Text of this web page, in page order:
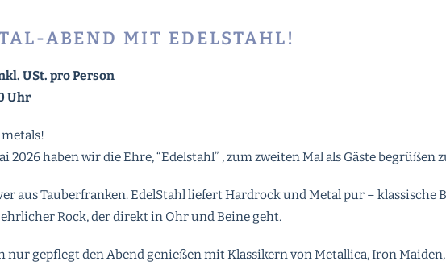
ABEND MIT EDELSTAHL!
USt. pro Person
Uhr
2026 haben wir die Ehre, “Edelstahl” , zum zweiten Mal als Gäste begrüßen
aus Tauberfranken. EdelStahl liefert Hardrock und Metal pur –
Rock, der direkt in Ohr und Beine geht.
gepflegt den Abend genießen mit Klassikern von Metallica, Iron Maiden,